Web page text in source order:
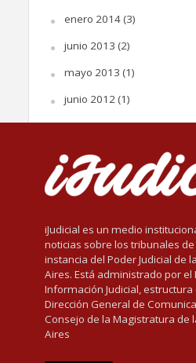
enero 2014(3)
junio 2013 (2)
mayo 2013 (1)
junio 2012(1)
iJudicial es un medio
noticias sobre los tribunales
instancia del Poder Judicial de
Aires. Está administrado por
Información Judicial,
Dirección General de
Consejo de la Magistratura de
Aires